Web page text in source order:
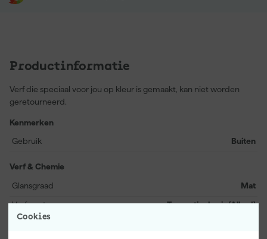
Cookies
Productinformatie
Verf die speciaal voor jou op kleur is gemaakt, kan niet worden
geretourneerd.
Kenmerken
Gebruik
Buiten
Verf & Chemie
Glansgraad
Mat
Verfsoort Terpentinebasis (Alkyd)